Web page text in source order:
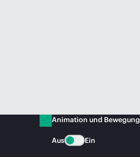
Animation und Bewegung
Aus Ein